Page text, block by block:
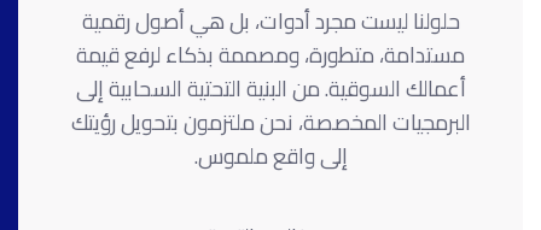
حلولنا ليست مجرد أدوات، بل هي أصول رقمية
مستدامة، متطورة، ومصممة بذكاء لرفع قيمة
أعمالك السوقية. من البنية التحتية السحابية إلى
البرمجيات المخصصة، نحن ملتزمون بتحويل رؤيتك
إلى واقع ملموس.